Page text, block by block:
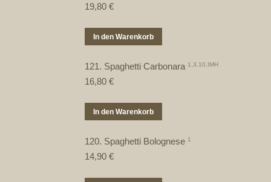
19,80 €
In den Warenkorb
121. Spaghetti Carbonara 1,3,10,IMH
16,80 €
In den Warenkorb
120. Spaghetti Bolognese 1
14,90 €